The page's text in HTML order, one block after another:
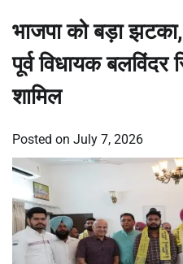
भाजपा को बड़ा
पूर्व विधायक
शामिल
Posted on July 7, 2026